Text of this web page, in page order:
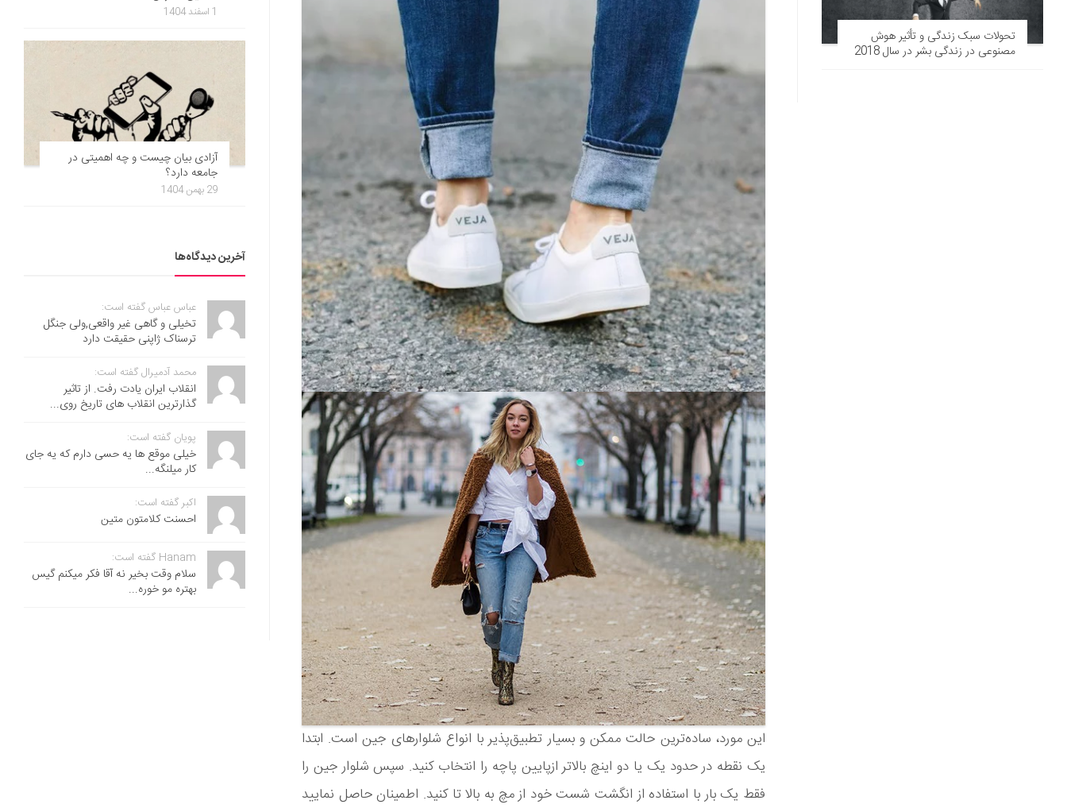
این مورد، ساده‌ترین حالت ممکن و بسیار تطبیق‌پذیر با انواع شلوارهای جین است. ابتدا
یک نقطه در حدود یک یا دو اینچ بالاتر ازپایین پاچه را انتخاب کنید. سپس شلوار جین را
فقط یک بار با استفاده از انگشت شست خود از مچ به بالا تا کنید. اطمینان حاصل نمایید
تحولات سبک زندگی و تأثیر هوش
مصنوعی در زندگی بشر در سال 2018
1 اسفند 1404
آزادی بیان چیست و چه اهمیتی در
جامعه دارد؟
29 بهمن 1404
آخرین دیدگاه‌ها
عباس عباس گفته است:
تخیلی و گاهی غیر واقعی,ولی جنگل
ترسناک ژاپنی حقیقت دارد
محمد آدمیرال گفته است:
انقلاب ایران یادت رفت. از تاثیر
گذارترین انقلاب های تاریخ روی...
پویان گفته است:
خیلی موقع ها یه حسی دارم که یه جای
کار میلنگه...
اکبر گفته است:
احسنت ‌کلامتون متین
Hanam گفته است:
سلام وقت بخیر نه آقا فکر میکنم گیس
بهتره مو خوره...